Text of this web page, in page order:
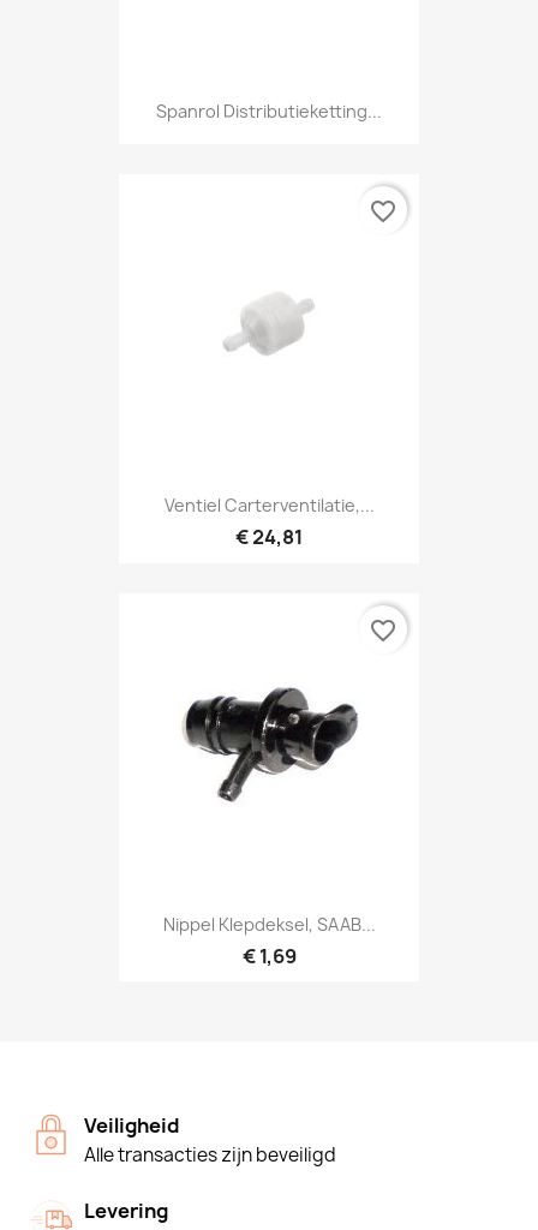
Spanrol Distributieketting...
Ventiel Carterventilatie,...
€ 24,81
favorite_border
Nippel Klepdeksel, SAAB...
€ 1,69
favorite_border
Veiligheid
Alle transacties zijn beveiligd
Levering